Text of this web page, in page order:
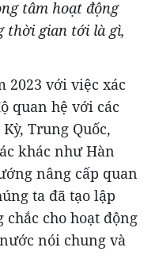
tâm hoạt động
thời gian tới là gì,
2023 với việc xác
quan hệ với các
Trung Quốc,
khác như Hàn
nâng cấp quan
ta đã tạo lập
cho hoạt động
nói chung và